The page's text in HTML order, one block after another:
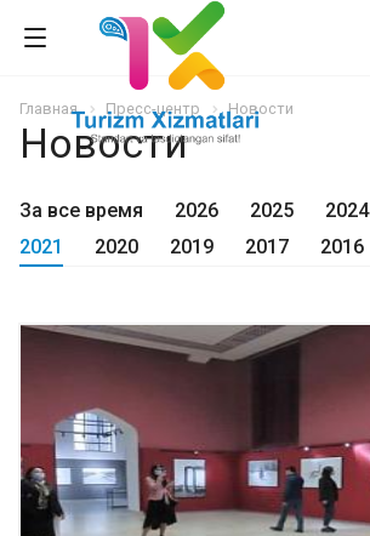
Главная Пресс-центр Новости
Новости
За все время 2026 2025 2024
2021
2020 2019 2017 2016